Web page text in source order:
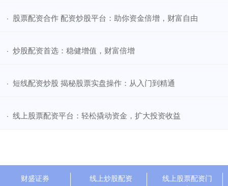
· ​股票配资合作 配资炒股平台：助你资金倍增，财富自由
· ​炒股配资首选：稳健增值，财富倍增
· ​短线配资炒股 揭秘股票实盘操作：从入门到精通
· ​线上股票配资平台：轻松撬动资金，扩大投资收益
财盛证券 线上炒股配资
线上股票配资门